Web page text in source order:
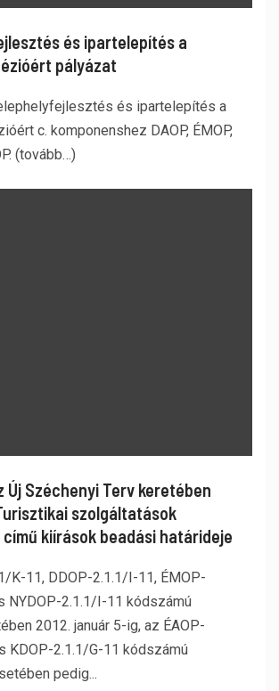
és ipartelepítés a
pályázat
és ipartelepítés a
c. komponenshez DAOP, ÉMOP,
(tovább…)
Új Széchenyi Terv keretében
szolgáltatások
kiírások beadási határideje
K-11, DDOP-2.1.1/I-11, ÉMOP-
NYDOP-2.1.1/I-11 kódszámú
2012. január 5-ig, az ÉAOP-
KDOP-2.1.1/G-11 kódszámú
pedig...